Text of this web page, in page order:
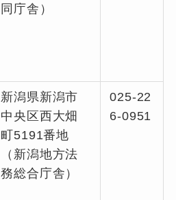
同庁舎）
新潟県新潟市
中央区西大畑
町5191番地
（新潟地方法
務総合庁舎）
025-22
6-0951